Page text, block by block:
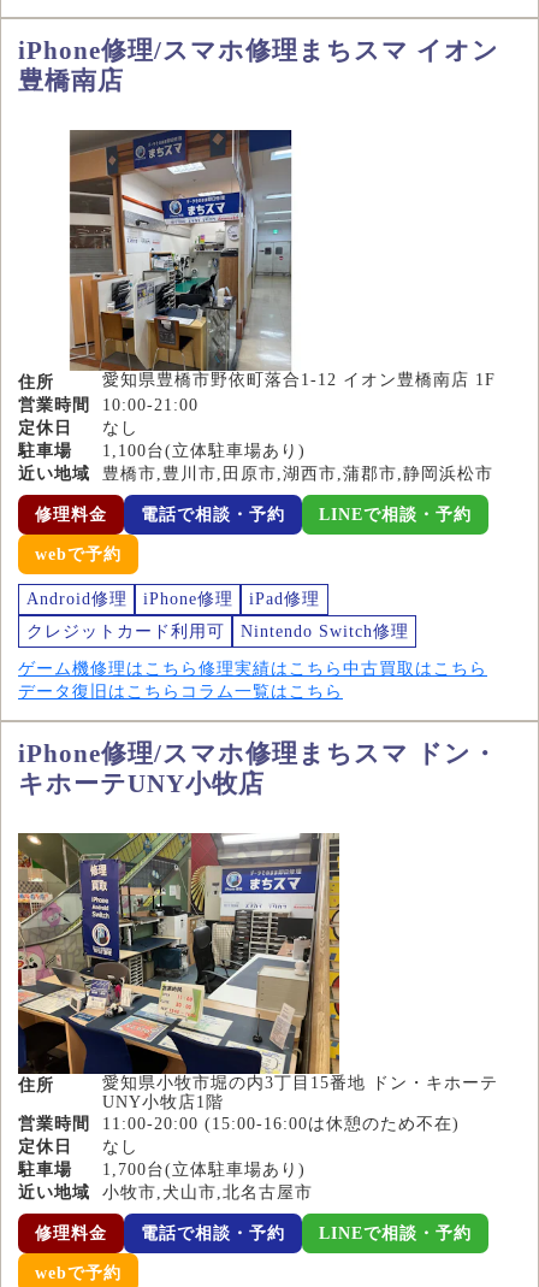
iPhone修理/スマホ修理まちスマ イオン
豊橋南店
住所
愛知県豊橋市野依町落合1-12 イオン豊橋南店 1F
営業時間
10:00-21:00
定休日
なし
駐車場
1,100台(立体駐車場あり)
近い地域
豊橋市,豊川市,田原市,湖西市,蒲郡市,静岡浜松市
修理料金 電話で相談・予約 LINEで相談・予約
webで予約
Android修理 iPhone修理
iPad修理
クレジットカード利用可
Nintendo Switch修理
ゲーム機修理はこちら 修理実績はこちら 中古買取はこちら
データ復旧はこちら コラム一覧はこちら
iPhone修理/スマホ修理まちスマ ドン・
キホーテUNY小牧店
住所
愛知県小牧市堀の内3丁目15番地 ドン・キホーテ
UNY小牧店1階
営業時間
11:00-20:00 (15:00-16:00は休憩のため不在)
定休日
なし
駐車場
1,700台(立体駐車場あり)
近い地域
小牧市,犬山市,北名古屋市
修理料金 電話で相談・予約 LINEで相談・予約
webで予約